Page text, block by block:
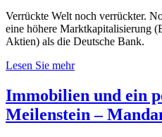
Verrückte Welt noch verrückter.
eine höhere Marktkapitalisierung
Aktien) als die Deutsche Bank.
Lesen Sie mehr
Immobilien und ein
Meilenstein –